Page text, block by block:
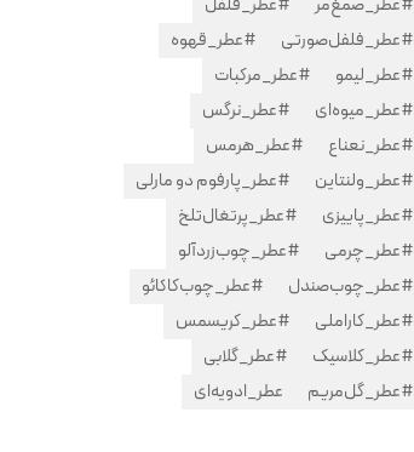
#عطر_فلفل‌صورتی
#عطر_قهوه
#عطر_لیمو
#عطر_مرکبات
#عطر_میوه‌ای
#عطر_نرگس
#عطر_نعناع
#عطر_هرمس
#عطر_ولنتاین
#عطر_پارفوم دو مارلی
#عطر_پاییزی
#عطر_پرتغال‌تلخ
#عطر_چرمی
#عطر_چوب‌زردآلو
#عطر_چوب‌صندل
#عطر_چوب‌کاکائو
#عطر_کاراملی
#عطر_کریسمس
#عطر_کلاسیک
#عطر_گلابی
#عطر_گل‌مریم
عطر_ادویه‌ای